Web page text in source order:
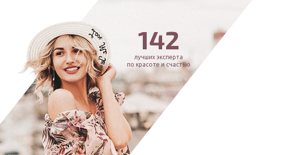
142
лучших эксперта
по красоте и счастью